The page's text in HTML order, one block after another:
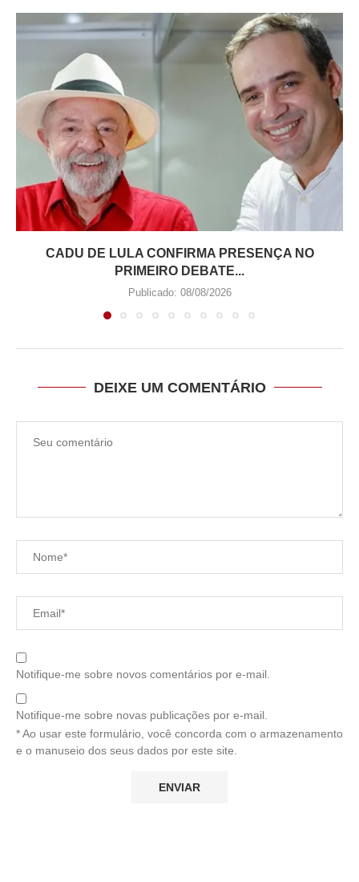
CADU DE LULA CONFIRMA PRESENÇA NO
PRIMEIRO DEBATE...
Publicado: 08/08/2026
DEIXE UM COMENTÁRIO
Notifique-me sobre novos comentários por e-mail.
Notifique-me sobre novas publicações por e-mail.
* Ao usar este formulário, você concorda com o armazenamento
e o manuseio dos seus dados por este site.